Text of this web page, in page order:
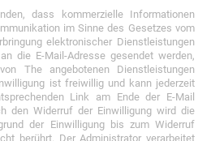
dass kommerzielle Informationen
im Sinne des Gesetzes vom
elektronischer Dienstleistungen
die E-Mail-Adresse gesendet werden,
The angebotenen Dienstleistungen
ist freiwillig und kann jederzeit
Link am Ende der E-Mail
den Widerruf der Einwilligung wird die
der Einwilligung bis zum Widerruf
berührt. Der Administrator verarbeitet